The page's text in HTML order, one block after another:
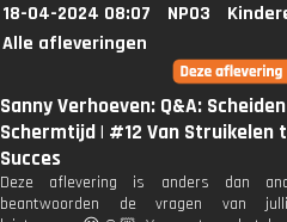
18-04-2024 08:07 NPO3
Alle afleveringen
Sanny Verhoeven: Q&A:
Schermtijd | #12 Van Struikelen
Succes
Deze aflevering is anders dan
beantwoorden de vragen van